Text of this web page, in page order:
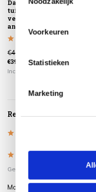
Voorkeuren
Statistieken
Marketing
Dallas lounge
tuinstoel
verstelbaar
antraciet
€499,00
€399,00
Incl. btw
Reviews
Gepost door: op 13 Juni
Mooi en comfortabel!